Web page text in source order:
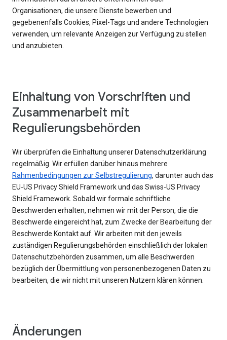
Organisationen, die unsere Dienste bewerben und
gegebenenfalls Cookies, Pixel-Tags und andere Technologien
verwenden, um relevante Anzeigen zur Verfügung zu stellen
und anzubieten.
Einhaltung von Vorschriften und
Zusammenarbeit mit
Regulierungsbehörden
Wir überprüfen die Einhaltung unserer Datenschutzerklärung
regelmäßig. Wir erfüllen darüber hinaus mehrere
Rahmenbedingungen zur Selbstregulierung, darunter auch das
EU-US Privacy Shield Framework und das Swiss-US Privacy
Shield Framework. Sobald wir formale schriftliche
Beschwerden erhalten, nehmen wir mit der Person, die die
Beschwerde eingereicht hat, zum Zwecke der Bearbeitung der
Beschwerde Kontakt auf. Wir arbeiten mit den jeweils
zuständigen Regulierungsbehörden einschließlich der lokalen
Datenschutzbehörden zusammen, um alle Beschwerden
bezüglich der Übermittlung von personenbezogenen Daten zu
bearbeiten, die wir nicht mit unseren Nutzern klären können.
Änderungen